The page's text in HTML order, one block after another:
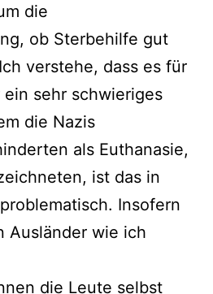
die
ob Sterbehilfe gut
verstehe, dass es für
sehr schwieriges
die Nazis
als Euthanasie,
ist das in
Insofern
Ausländer wie ich
die Leute selbst